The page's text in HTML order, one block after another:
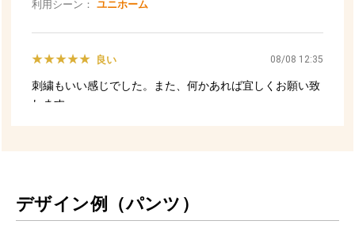
デザイン例（パンツ）